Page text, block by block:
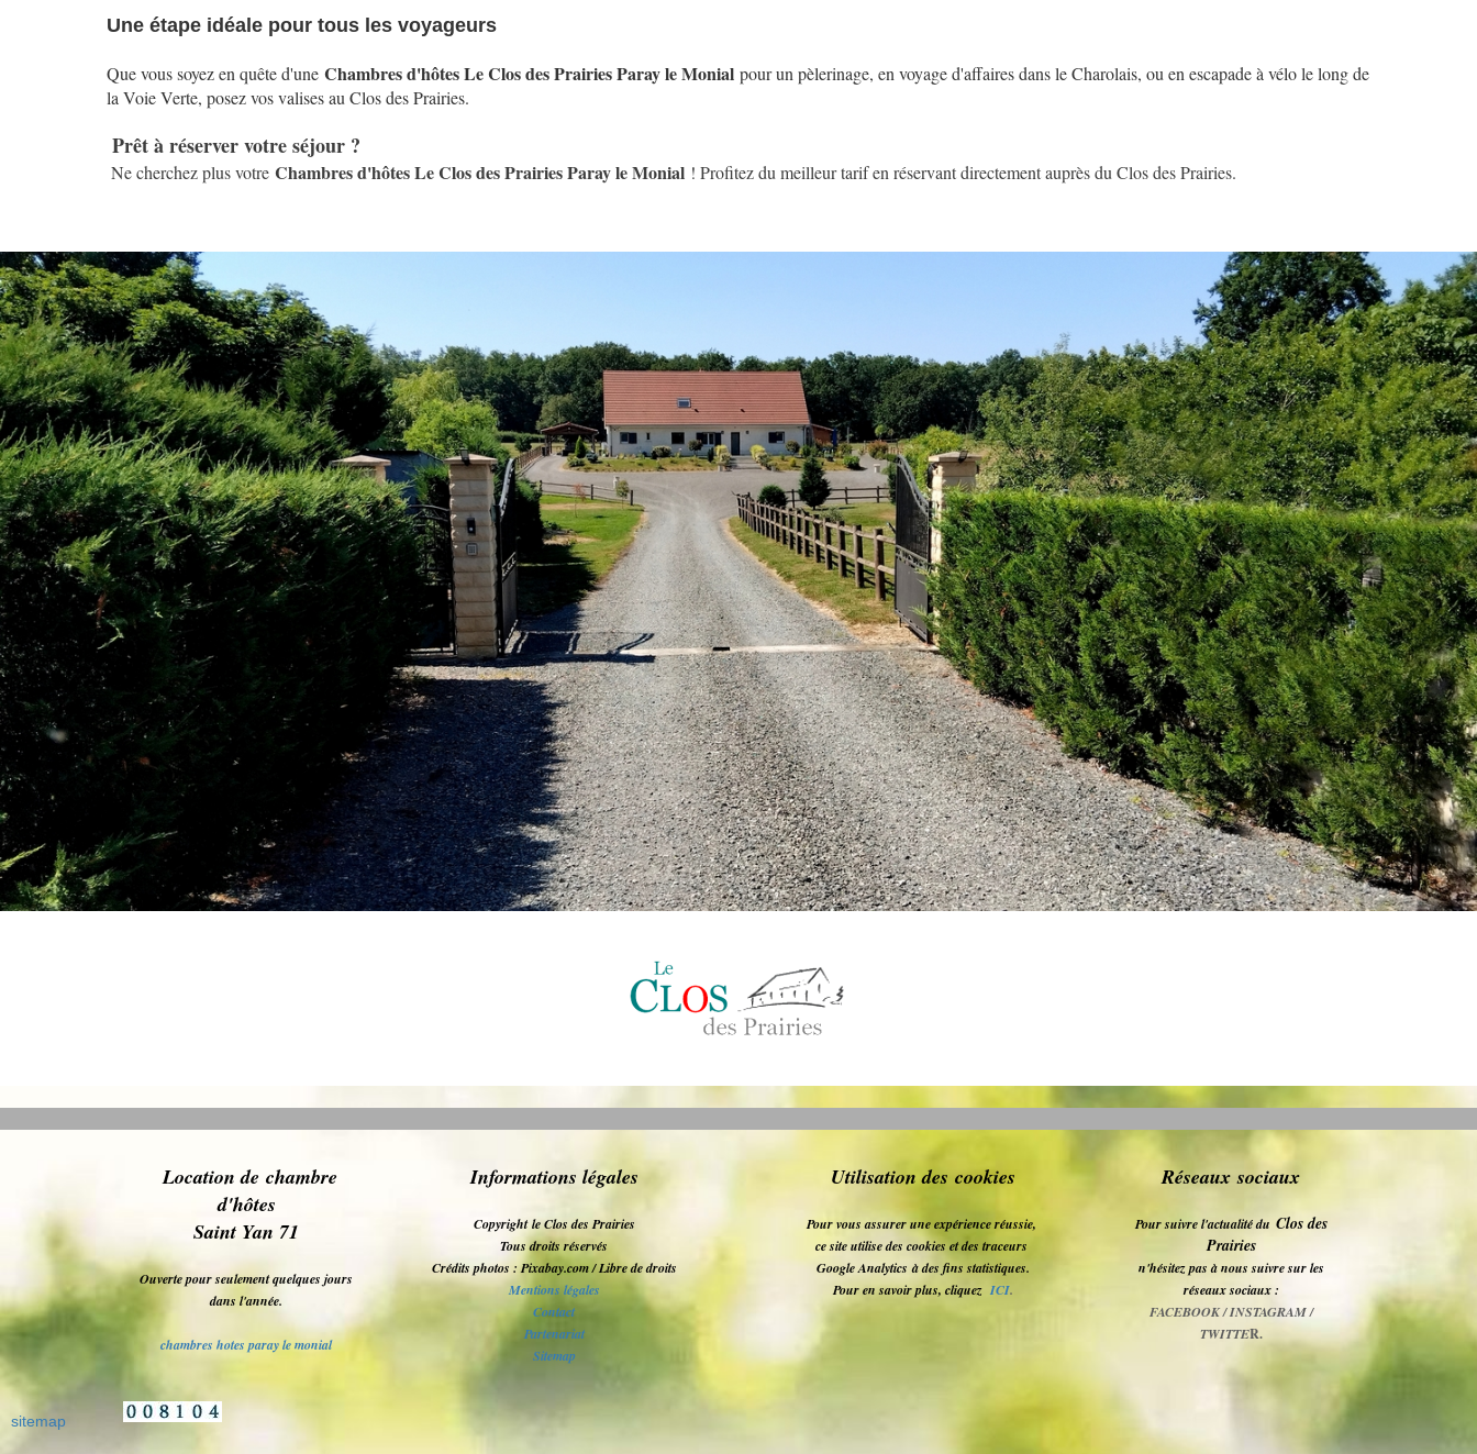
Une étape idéale pour tous les voyageurs
Que vous soyez en quête d'une Chambres d'hôtes Le Clos des Prairies Paray le Monial pour un pèlerinage, en voyage d'affaires dans le Charolais, ou en escapade à vélo le long de
la Voie Verte, posez vos valises au Clos des Prairies.
Prêt à réserver votre séjour ?
Ne cherchez plus votre Chambres d'hôtes Le Clos des Prairies Paray le Monial ! Profitez du meilleur tarif en réservant directement auprès du Clos des Prairies.
Location de chambre
d'hôtes
Saint Yan 71
Ouverte pour seulement quelques jours
dans l'année.
chambres hotes paray le monial
Informations légales
Copyright le Clos des Prairies
Tous droits réservés
Crédits photos : Pixabay.com / Libre de droits
Mentions légales
Contact
Partenariat
Sitemap
Utilisation des cookies
Pour vous assurer une expérience réussie,
ce site utilise des cookies et des traceurs
Google Analyticsà des fins statistiques.
Pour en savoir plus, cliquez ICI.
Réseaux sociaux
Pour suivre l'actualité du Clos des
Prairies
n'hésitez pas à nous suivre sur les
réseaux sociaux :
FACEBOOK / INSTAGRAM /
TWITTER.
sitemap